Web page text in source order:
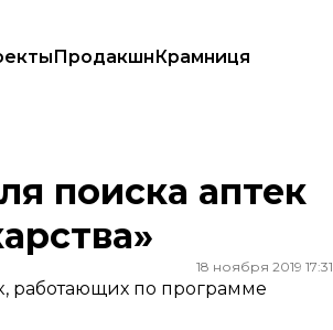
ПродакшнКрамниця
поиска аптек
18 ноября 2019 17:31
работающих по программе